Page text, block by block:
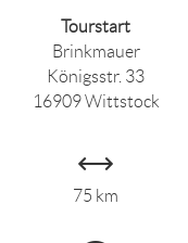
Tourstart
Brinkmauer
Königsstr. 33
16909 Wittstock
75 km